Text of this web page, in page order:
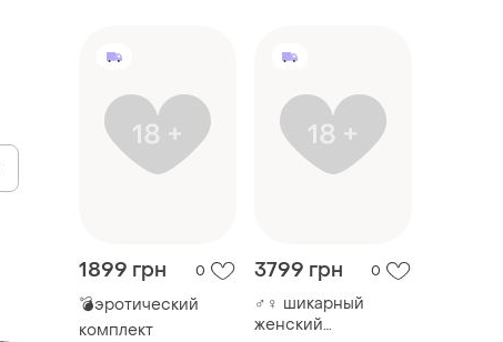
1899 грн 0
💣эротический
комплект
3799 грн 0
♂️♀️ шикарный
женский